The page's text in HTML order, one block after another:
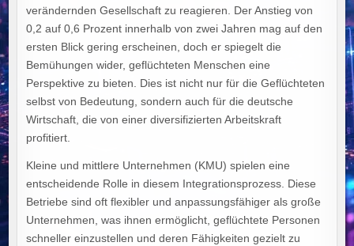
verändernden Gesellschaft zu reagieren. Der Anstieg von
0,2 auf 0,6 Prozent innerhalb von zwei Jahren mag auf den
ersten Blick gering erscheinen, doch er spiegelt die
Bemühungen wider, geflüchteten Menschen eine
Perspektive zu bieten. Dies ist nicht nur für die Geflüchteten
selbst von Bedeutung, sondern auch für die deutsche
Wirtschaft, die von einer diversifizierten Arbeitskraft
profitiert.
Kleine und mittlere Unternehmen (KMU) spielen eine
entscheidende Rolle in diesem Integrationsprozess. Diese
Betriebe sind oft flexibler und anpassungsfähiger als große
Unternehmen, was ihnen ermöglicht, geflüchtete Personen
schneller einzustellen und deren Fähigkeiten gezielt zu